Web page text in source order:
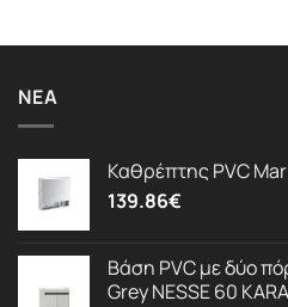
ΝΈΑ
Καθρέπτης PVC
139.86€
Βάση PVC με δύο
Grey NESSE 60